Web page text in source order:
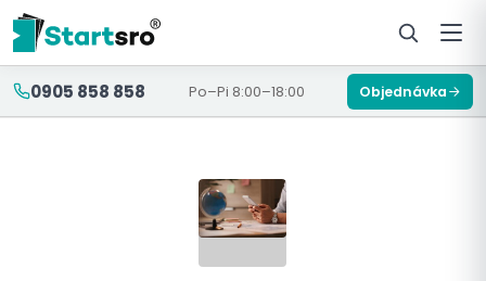
0905 858 858 Po–Pi 8:00–18:00 Objednávka